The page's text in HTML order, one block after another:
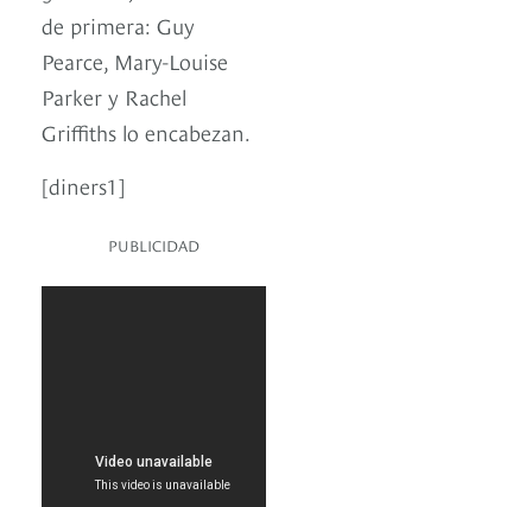
de primera: Guy
Pearce, Mary-Louise
Parker y Rachel
Griffiths lo encabezan.
[diners1]
PUBLICIDAD